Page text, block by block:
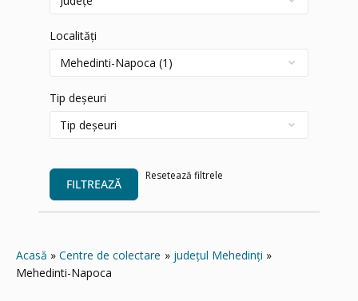
Localități
Tip deșeuri
FILTREAZĂ
Resetează filtrele
Acasă Centre de colectare
județul Mehedinți
Mehedinti-Napoca